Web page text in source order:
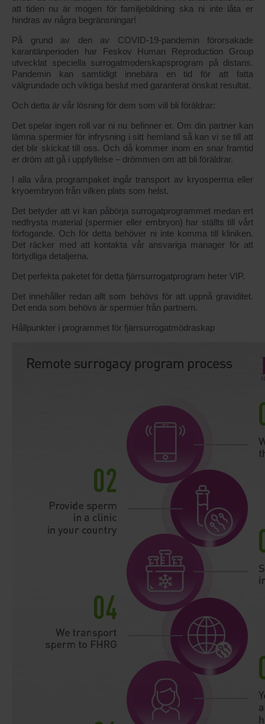
att tiden nu är mogen för familjebildning ska ni inte låta er
hindras av några begränsningar!
På grund av den av COVID-19-pandemin förorsakade
karantänperioden har Feskov Human Reproduction Group
utvecklat speciella surrogatmoderskapsprogram på distans.
Pandemin kan samtidigt innebära en tid för att fatta
välgrundade och viktiga beslut med garanterat önskat resultat.
Och detta är vår lösning för dem som vill bli föräldrar:
Det spelar ingen roll var ni nu befinner er. Om din partner kan
lämna spermier för infrysning i sitt hemland så kan vi se till att
det blir skickat till oss. Och då kommer inom en snar framtid
er dröm att gå i uppfyllelse – drömmen om att bli föräldrar.
I alla våra programpaket ingår transport av kryosperma eller
kryoembryon från vilken plats som helst.
Det betyder att vi kan påbörja surrogatprogrammet medan ert
nedfrysta material (spermier eller embryon) har ställts till vårt
förfogande. Och för detta behöver ni inte komma till kliniken.
Det räcker med att kontakta vår ansvariga manager för att
förtydliga detaljerna.
Det perfekta paketet för detta fjärrsurrogatprogram heter VIP.
Det innehåller redan allt som behövs för att uppnå graviditet.
Det enda som behövs är spermier från partnern.
Hållpunkter i programmet för fjärrsurrogatmödraskap